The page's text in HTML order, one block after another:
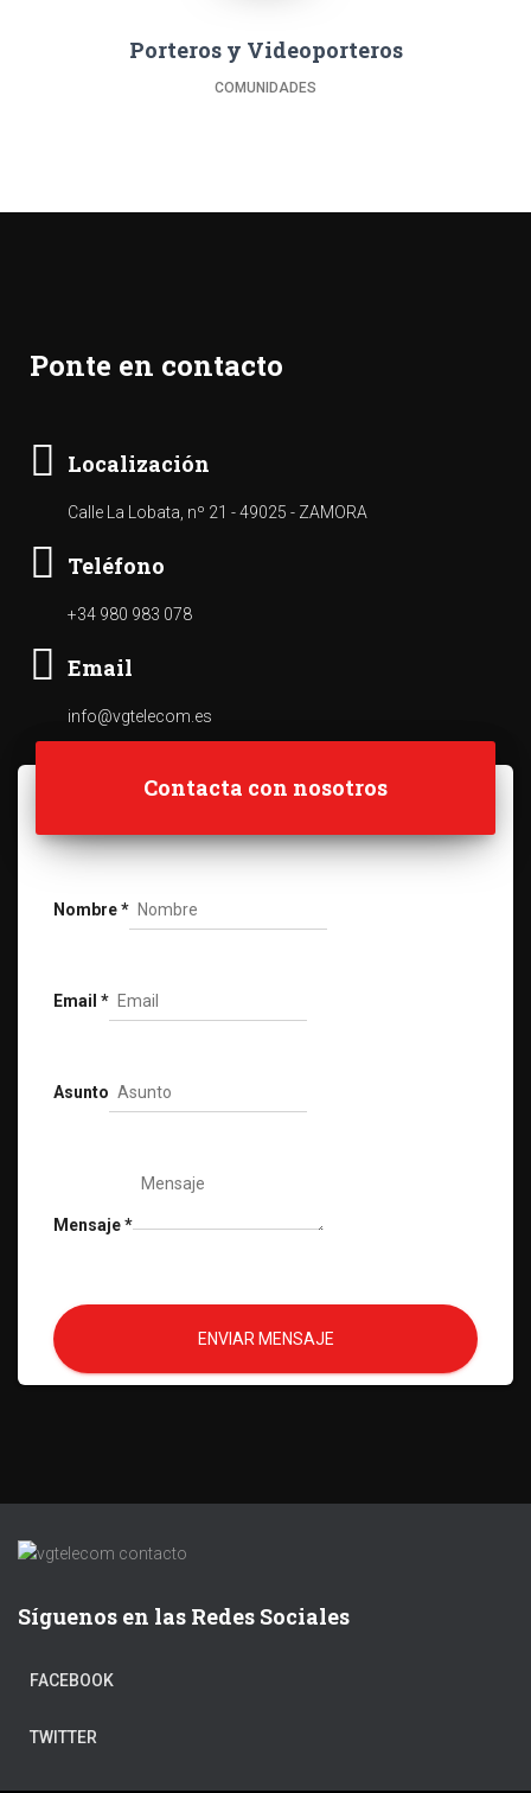
Porteros y Videoporteros
COMUNIDADES
Ponte en contacto
Localización
Calle La Lobata, nº 21 - 49025 - ZAMORA
Teléfono
+34 980 983 078
Email
info@vgtelecom.es
Contacta con nosotros
Nombre*
Email *
Asunto
Mensaje*
ENVIAR MENSAJE
Síguenos en las Redes Sociales
FACEBOOK
TWITTER